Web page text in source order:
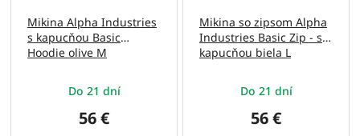
Mikina Alpha Industries
s kapucňou Basic
Hoodie olive M
Do 21 dní
56 €
Mikina so zipsom Alpha
Industries Basic Zip - s
kapucňou biela L
Do 21 dní
56 €